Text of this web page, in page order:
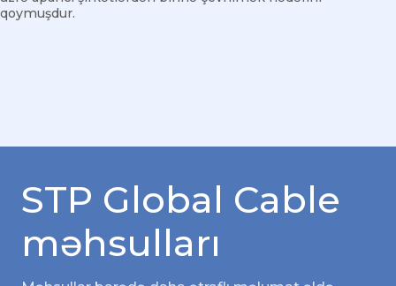
qoymuşdur.
STP Global Cable
məhsulları